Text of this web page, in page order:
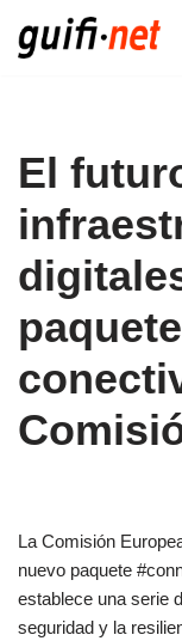
Saltar
El
La Comisión
nuevo paquete
establece una serie
seguridad y la